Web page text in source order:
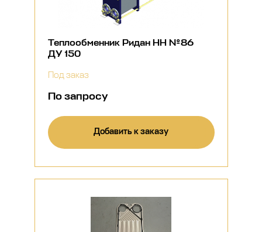
Теплообменник Ридан НН №86
ДУ 150
Под заказ
По запросу
Добавить к заказу